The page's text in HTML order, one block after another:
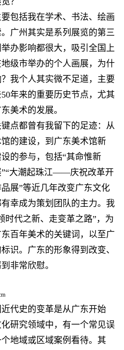
包括我在学术、书法、绘画
广州其实是系列展览的第三
办影响都很大，吸引全国上
级市举办的个人画展，为什
我个人其实微不足道，主要
年来的重要历史节点，尤其
美术的发展。
点都曾有我留下的足迹：从
的建设，到广东美术馆新
的参与，包括“其命惟新
大潮起珠江——庆祝改革开
展”等近几年改变广东文化
幸成为策划团队的主力。我
时代之新、走变革之路”，为
百年美术的关键词，以至广
识。广东的形象得到改变、
非常欣慰。
代史的变革是从广东开始
研究领域中，有一个常见误
地域或区域案例看待。其